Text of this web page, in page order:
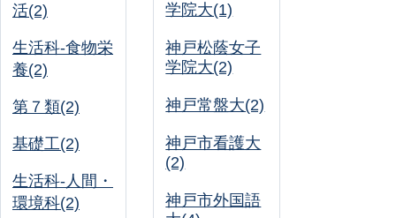
活(2)
生活科-食物栄
養(2)
第７類(2)
基礎工(2)
生活科-人間・
環境科(2)
学院大(1)
神戸松蔭女子
学院大(2)
神戸常盤大(2)
神戸市看護大
(2)
神戸市外国語